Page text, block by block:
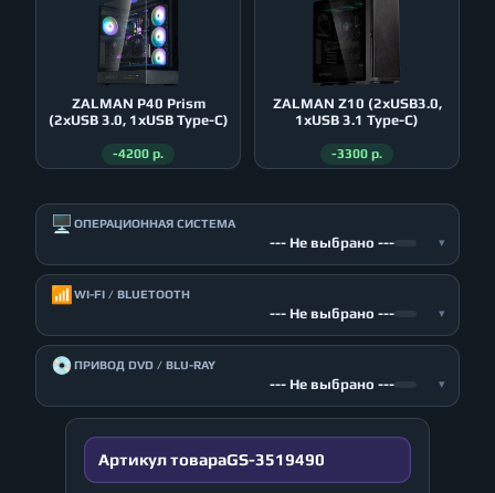
ZALMAN P40 Prism
(2xUSB 3.0, 1xUSB Type-C)
-4200 р.
ZALMAN Z10 (2xUSB3.0,
1xUSB 3.1 Type-C)
-3300 р.
🖥️ ОПЕРАЦИОННАЯ СИСТЕМА
--- Не выбрано --- ▾
📶 WI-FI / BLUETOOTH
--- Не выбрано --- ▾
💿ПРИВОД DVD / BLU-RAY
--- Не выбрано --- ▾
Артикул товараGS-3519490